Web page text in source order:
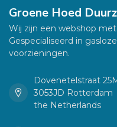
Groene Hoed
Wij zijn een webshop
Gespecialiseerd in
voorzieningen.
Dovenetelstraat
3053JD Rotterdam
the Netherlands